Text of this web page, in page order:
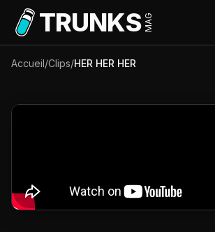
Aller au contenu principal
TRUNKSMAG
Accueil/Clips/HER HER HER